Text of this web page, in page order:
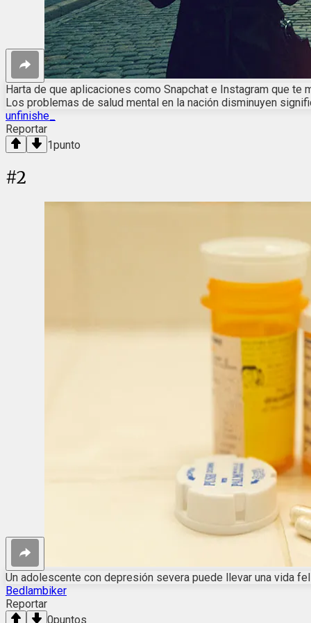
Harta de que aplicaciones como Snapchat e Instagram que
Los problemas de salud mental en la nación disminuyen
unfinishe_
Reportar
1punto
#2
Un adolescente con depresión severa puede llevar una vida
Bedlambiker
Reportar
0puntos